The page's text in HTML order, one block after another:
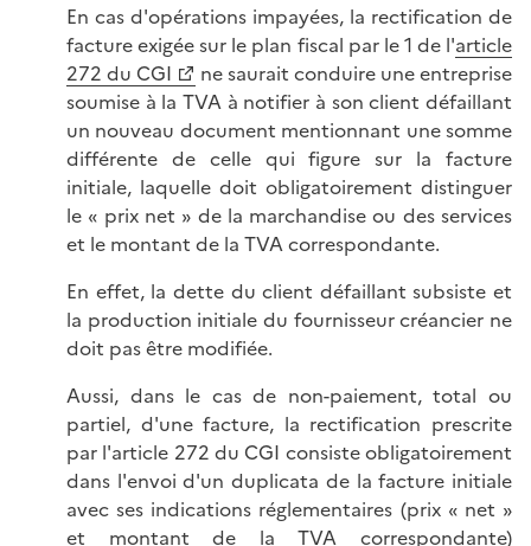
En cas d'opérations impayées, la rectification de
facture exigée sur le plan fiscal par le 1 de l'article
272 du CGI
ne saurait conduire une entreprise
soumise à la TVA à notifier à son client défaillant
un nouveau document mentionnant une somme
différente de celle qui figure sur la facture
initiale, laquelle doit obligatoirement distinguer
le « prix net » de la marchandise ou des services
et le montant de la TVA correspondante.
En effet, la dette du client défaillant subsiste et
la production initiale du fournisseur créancier ne
doit pas être modifiée.
Aussi, dans le cas de non-paiement, total ou
partiel, d'une facture, la rectification prescrite
par l'article 272 du CGI consiste obligatoirement
dans l'envoi d'un duplicata de la facture initiale
avec ses indications réglementaires (prix « net »
et montant de la TVA correspondante)